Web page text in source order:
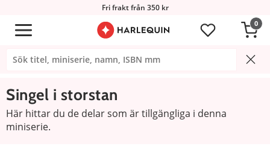
Fri frakt från 350 kr
0
Singel i storstan
Här hittar du de delar som är tillgängliga i denna
miniserie.